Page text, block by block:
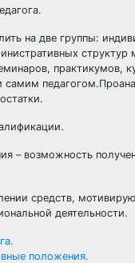
на две группы:
самим
– возможность
средств,
деятельности.
положения.